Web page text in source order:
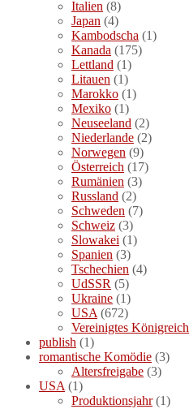
Italien (8)
Japan (4)
Kambodscha (1)
Kanada (175)
Lettland (1)
Litauen (1)
Marokko (1)
Mexiko (1)
Neuseeland (2)
Niederlande (2)
Norwegen (9)
Österreich (17)
Rumänien (3)
Russland (2)
Schweden (7)
Schweiz (3)
Slowakei (1)
Spanien (3)
Tschechien (4)
UdSSR (5)
Ukraine (1)
USA (672)
Vereinigtes Königreich
publish (1)
romantische Komödie (3)
Altersfreigabe (3)
USA (1)
Produktionsjahr(1)